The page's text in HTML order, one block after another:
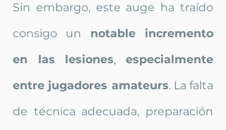
Sin embargo, este auge ha traído
consigo un notable incremento
en las lesiones, especialmente
entre jugadores amateurs. La falta
de técnica adecuada, preparación